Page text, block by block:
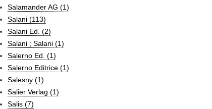
Salamander AG (1)
Salani (113)
Salani Ed. (2)
Salani ; Salani (1)
Salerno Ed. (1)
Salerno Editrice (1)
Salesny (1)
Salier Verlag (1)
Salis (7)